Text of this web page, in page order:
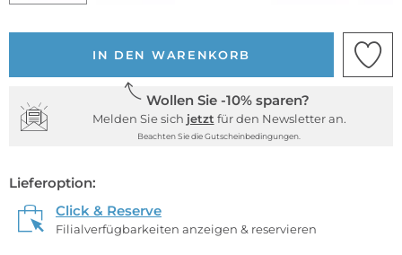
IN DEN WARENKORB
Wollen Sie -10% sparen?
Melden Sie sich jetzt für den Newsletter an.
Beachten Sie die Gutscheinbedingungen.
Lieferoption:
Click & Reserve
Filialverfügbarkeiten anzeigen & reservieren